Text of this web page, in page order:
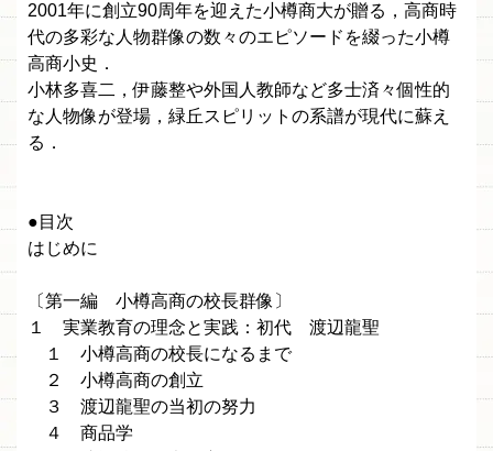
2001年に創立90周年を迎えた小樽商大が贈る，高商時
代の多彩な人物群像の数々のエピソードを綴った小樽
高商小史．
小林多喜二，伊藤整や外国人教師など多士済々個性的
な人物像が登場，緑丘スピリットの系譜が現代に蘇え
る．
●目次
はじめに
〔第一編 小樽高商の校長群像〕
１ 実業教育の理念と実践：初代 渡辺龍聖
１ 小樽高商の校長になるまで
２ 小樽高商の創立
３ 渡辺龍聖の当初の努力
４ 商品学